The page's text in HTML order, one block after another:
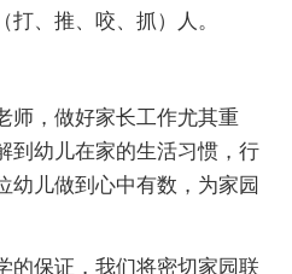
、推、咬、抓）人。
师，做好家长工作尤其重
到幼儿在家的生活习惯，行
幼儿做到心中有数，为家园
的保证，我们将密切家园联